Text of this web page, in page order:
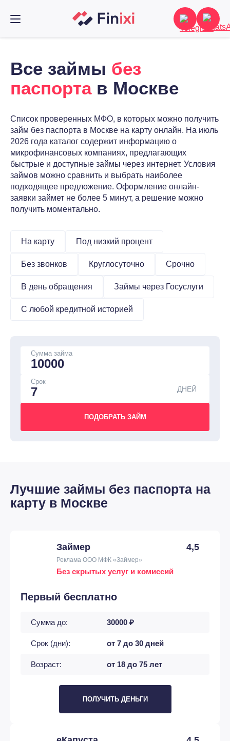
Все займы без
паспортав Москве
Список проверенных МФО, в которых можно получить
займ без паспорта в Москве на карту онлайн. На июль
2026 года каталог содержит информацию о
микрофинансовых компаниях, предлагающих
быстрые и доступные займы через интернет. Условия
займов можно сравнить и выбрать наиболее
подходящее предложение. Оформление онлайн-
заявки займет не более 5 минут, а решение можно
получить моментально.
На карту Под низкий процент
Без звонков Круглосуточно Срочно
В день обращения Займы через Госуслуги
С любой кредитной историей
Сумма займа
Срок
ДНЕЙ
Лучшие займы без паспорта на
карту в Москве
Займер 4,5
Реклама ООО МФК «Займер»
Без скрытых услуг и комиссий
Первый бесплатно
Сумма до: 30000 ₽
Срок (дни): от 7 до 30 дней
Возраст: от 18 до 75 лет
ПОЛУЧИТЬ ДЕНЬГИ